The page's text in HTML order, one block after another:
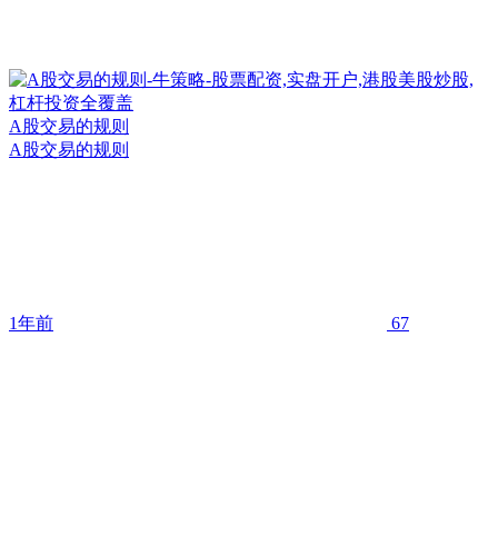
A股交易的规则
A股交易的规则
1年前 67